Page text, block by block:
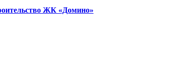
ЖК «Домино»